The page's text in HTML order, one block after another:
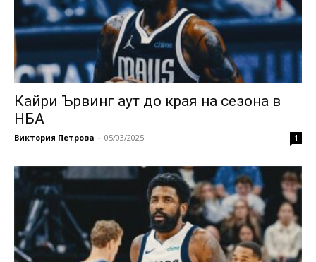
Кайри Ървинг аут до края на сезона в
НБА
Виктория Петрова - 05/03/2025 1